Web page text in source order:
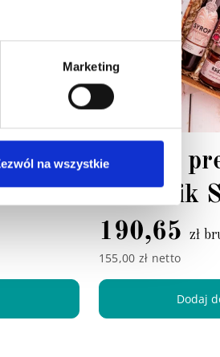
Marketing
na wszystkieZestaw
Notatnik
190,65
zł
155,00 zł netto
Dodaj